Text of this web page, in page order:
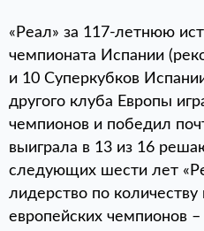
«Реал» за 117-летнюю
чемпионата Испании
и 10 Суперкубков
другого клуба Европы
чемпионов и победил
выиграла в 13 из 16
следующих шести лет
лидерство по
европейских чемпионов